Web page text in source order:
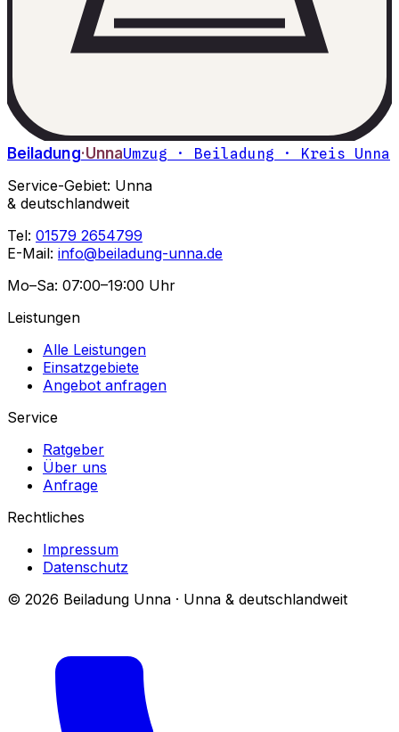
Beiladung·UnnaUmzug · Beiladung · Kreis Unna
Service-Gebiet: Unna
& deutschlandweit
Tel: 01579 2654799
E-Mail: info@beiladung-unna.de
Mo–Sa: 07:00–19:00 Uhr
Leistungen
Alle Leistungen
Einsatzgebiete
Angebot anfragen
Service
Ratgeber
Über uns
Anfrage
Rechtliches
Impressum
Datenschutz
© 2026 Beiladung Unna · Unna & deutschlandweit